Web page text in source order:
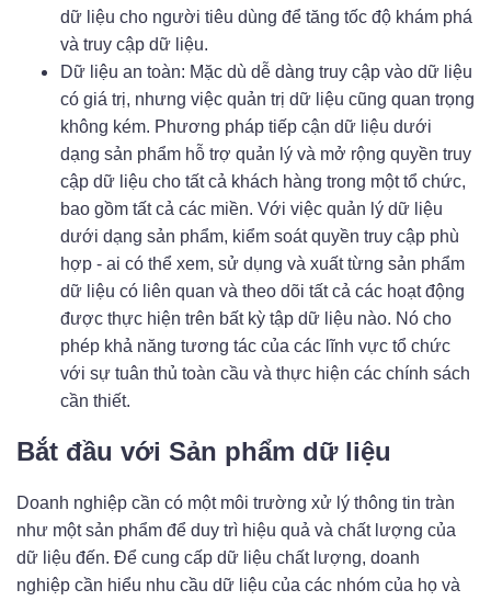
dữ liệu cho người tiêu dùng để tăng tốc độ khám phá
và truy cập dữ liệu.
Dữ liệu an toàn: Mặc dù dễ dàng truy cập vào dữ liệu
có giá trị, nhưng việc quản trị dữ liệu cũng quan trọng
không kém. Phương pháp tiếp cận dữ liệu dưới
dạng sản phẩm hỗ trợ quản lý và mở rộng quyền truy
cập dữ liệu cho tất cả khách hàng trong một tổ chức,
bao gồm tất cả các miền. Với việc quản lý dữ liệu
dưới dạng sản phẩm, kiểm soát quyền truy cập phù
hợp - ai có thể xem, sử dụng và xuất từng sản phẩm
dữ liệu có liên quan và theo dõi tất cả các hoạt động
được thực hiện trên bất kỳ tập dữ liệu nào. Nó cho
phép khả năng tương tác của các lĩnh vực tổ chức
với sự tuân thủ toàn cầu và thực hiện các chính sách
cần thiết.
Bắt đầu với Sản phẩm dữ liệu
Doanh nghiệp cần có một môi trường xử lý thông tin tràn
như một sản phẩm để duy trì hiệu quả và chất lượng của
dữ liệu đến. Để cung cấp dữ liệu chất lượng, doanh
nghiệp cần hiểu nhu cầu dữ liệu của các nhóm của họ và